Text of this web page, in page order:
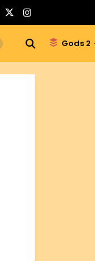
Gods 1 Gods 2